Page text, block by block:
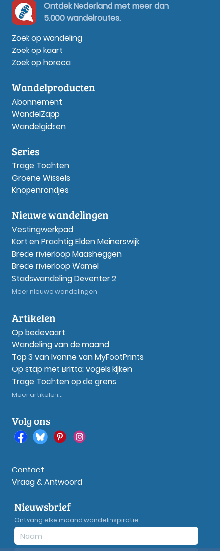
Ontdek Nederland met meer dan
5.000 wandelroutes.
Zoek op wandeling
Zoek op kaart
Zoek op horeca
Wandelproducten
Abonnement
WandelZapp
Wandelgidsen
Series
Trage Tochten
Groene Wissels
Knopenrondjes
Nieuwe wandelingen
Vestingwerkpad
Kort en Prachtig Elden Meinerswijk
Brede rivierloop Maasheggen
Brede rivierloop Wamel
Stadswandeling Deventer 2
Meer nieuwe wandelingen
Artikelen
Op bedevaart
Wandeling van de maand
Top 3 van Ivonne van MyFootPrints
Op stap met Britta: vogels kijken
Trage Tochten op de grens
Meer artikelen...
Volg ons
Contact
Vraag & Antwoord
Nieuwsbrief
Ontvang elke maand wandelinspiratie